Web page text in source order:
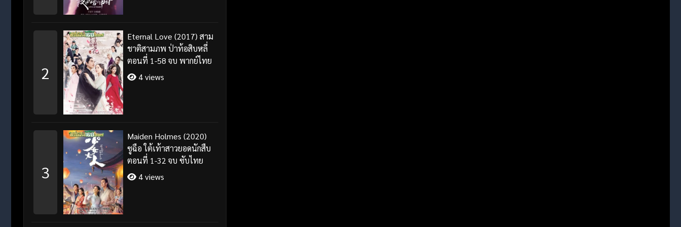
2
Eternal Love (2017) สาม
ชาติสามภพ ป่าท้อสิบหลี่
ตอนที่ 1-58 จบ พากย์ไทย
4 views
3
Maiden Holmes (2020)
ซูฉือ ใต้เท้าสาวยอดนักสืบ
ตอนที่ 1-32 จบ ซับไทย
4 views